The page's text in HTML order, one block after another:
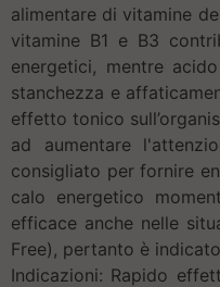
alimentare di vitamine
vitamine B1 e B3
energetici, mentre
stanchezza e
effetto tonico
ad aumentare
consigliato per fornire
calo energetico
efficace anche nelle
Free), pertanto è
Indicazioni: Rapido